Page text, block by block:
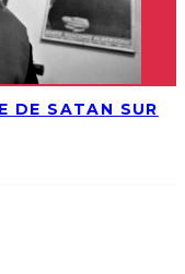
DE SATAN SUR